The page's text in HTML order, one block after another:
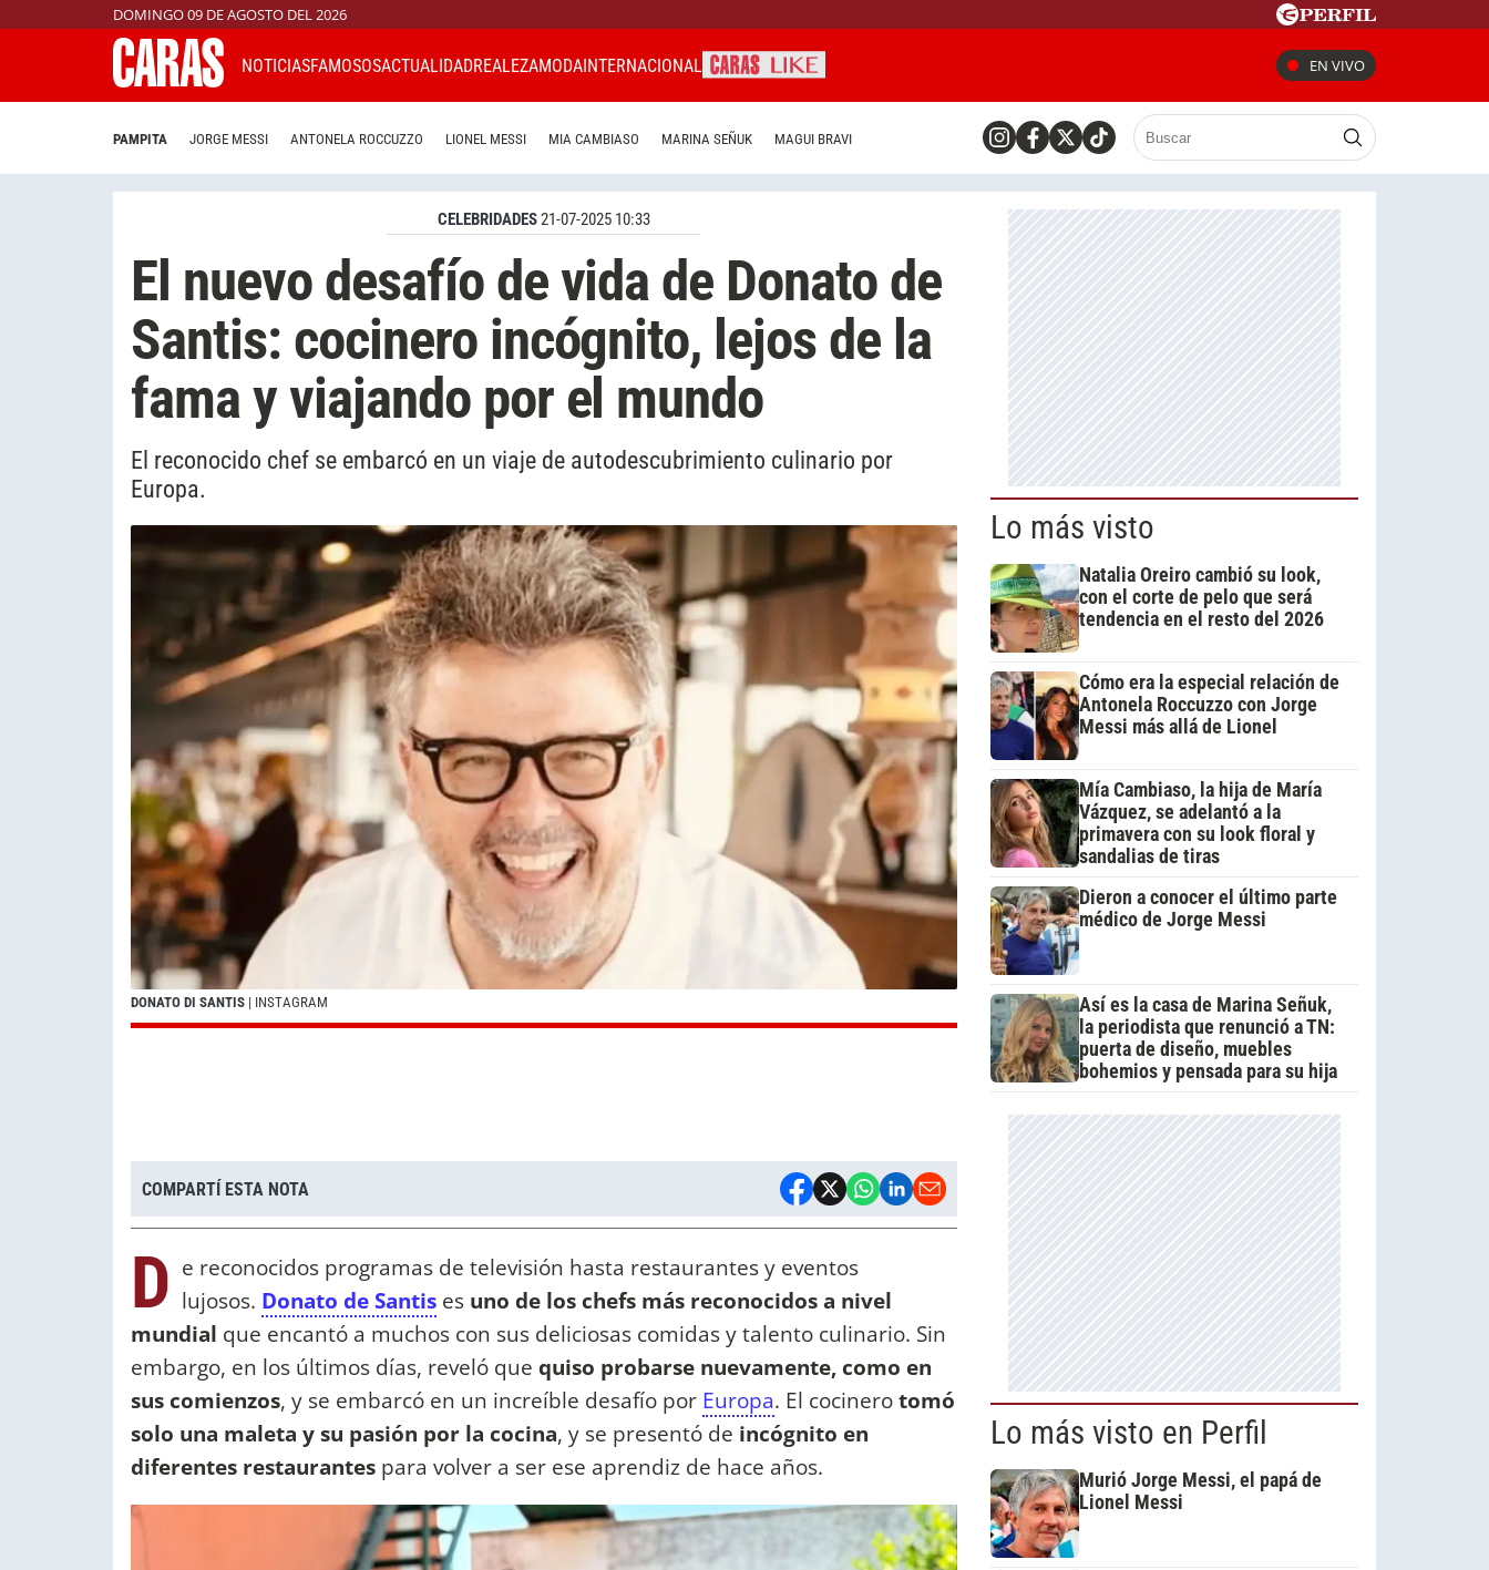
DOMINGO 09 DE AGOSTO DEL 2026
NOTICIASFAMOSOSACTUALIDADREALEZAMODAINTERNACIONAL EN VIVO
PAMPITA JORGE MESSI ANTONELA ROCCUZZO LIONEL MESSI MIA CAMBIASO MARINA SEÑUK MAGUI BRAVI
CELEBRIDADES21-07-2025 10:33
El nuevo desafío de vida de Donato de
Santis: cocinero incógnito, lejos de la
fama y viajando por el mundo
El reconocido chef se embarcó en un viaje de autodescubrimiento culinario por
Europa.
DONATO DI SANTIS | INSTAGRAM
COMPARTÍ ESTA NOTA
D e reconocidos programas de televisión hasta restaurantes y eventos
lujosos. Donato de Santis es uno de los chefs más reconocidos a nivel
mundial que encantó a muchos con sus deliciosas comidas y talento culinario. Sin
embargo, en los últimos días, reveló que quiso probarse nuevamente, como en
sus comienzos, y se embarcó en un increíble desafío por Europa. El cocinerotomó
solo una maleta y su pasión por la cocina, y se presentó de incógnito en
diferentes restaurantes para volver a ser ese aprendiz de hace años.
Lo más visto
Natalia Oreiro cambió su look,
con el corte de pelo que será
tendencia en el resto del 2026
Cómo era la especial relación de
Antonela Roccuzzo con Jorge
Messi más allá de Lionel
Mía Cambiaso, la hija de María
Vázquez, se adelantó a la
primavera con su look floral y
sandalias de tiras
Dieron a conocer el último parte
médico de Jorge Messi
Así es la casa de Marina Señuk,
la periodista que renunció a TN:
puerta de diseño, muebles
bohemios y pensada para su hija
Lo más visto en Perfil
Murió Jorge Messi, el papá de
Lionel Messi